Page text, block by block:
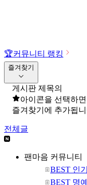
🏆커뮤니티 랭킹
즐겨찾기
게시판 제목의
아이콘을 선택하면
즐겨찾기에 추가됩
전체글
팬마음 커뮤니티
BEST 인
BEST 명